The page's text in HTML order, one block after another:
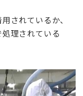
されているか、
理されている